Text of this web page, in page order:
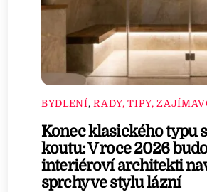
BYDLENÍ,RADY, TIPY,
Konec klasického typu
koutu: V roce 2026
interiéroví architekti
sprchy ve stylu lázní